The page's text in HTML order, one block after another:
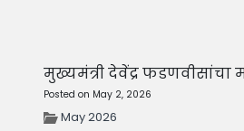
मुख्यमंत्री देवेंद्र फडणवीसांचा
Posted on May 2, 2026
May 2026